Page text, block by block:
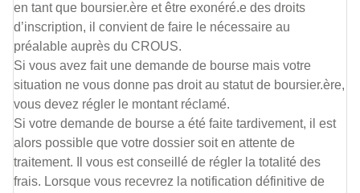
en tant que boursier.ère et être exonéré.e des droits
d’inscription, il convient de faire le nécessaire au
préalable auprès du CROUS.
Si vous avez fait une demande de bourse mais votre
situation ne vous donne pas droit au statut de boursier.ère,
vous devez régler le montant réclamé.
Si votre demande de bourse a été faite tardivement, il est
alors possible que votre dossier soit en attente de
traitement. Il vous est conseillé de régler la totalité des
frais. Lorsque vous recevrez la notification définitive de